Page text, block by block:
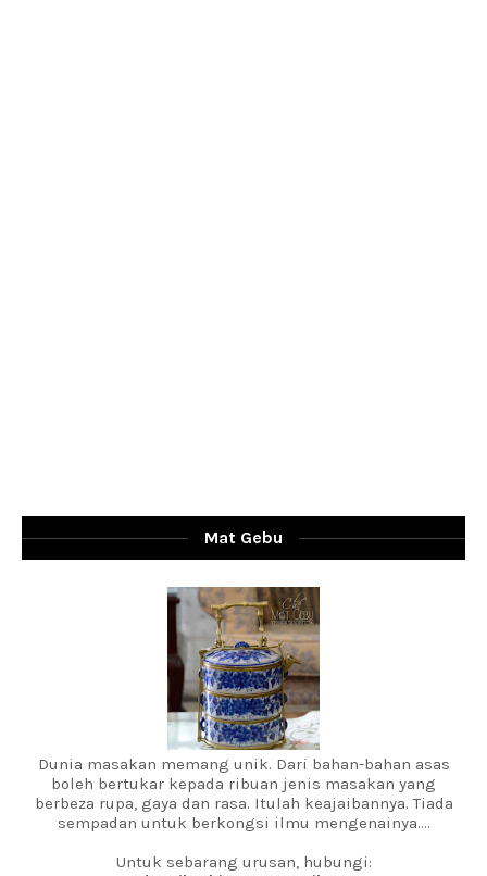
Mat Gebu
Dunia masakan memang unik. Dari bahan-bahan asas
boleh bertukar kepada ribuan jenis masakan yang
berbeza rupa, gaya dan rasa. Itulah keajaibannya. Tiada
sempadan untuk berkongsi ilmu mengenainya....
Untuk sebarang urusan, hubungi: